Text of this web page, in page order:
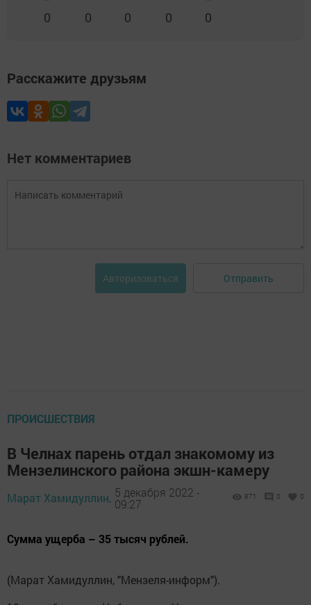
0 0 0 0 0
Расскажите друзьям
Нет комментариев
Авторизоваться Отправить
ПРОИСШЕСТВИЯ
В Челнах парень отдал знакомому из
Мензелинского района экшн-камеру
Марат Хамидуллин, 5 декабря 2022 -
09:27
871 0 0
Сумма ущерба – 35 тысяч рублей.
(Марат Хамидуллин, "Мензеля-информ").